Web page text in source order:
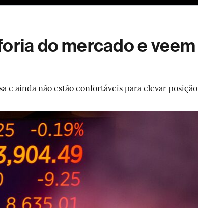
do mercado e veem
e ainda não estão confortáveis para elevar posição